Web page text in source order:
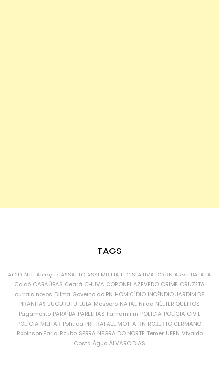
TAGS
ACIDENTE Alcaçuz ASSALTO ASSEMBLEIA LEGISLATIVA DO RN Assu BATATA
Caicó CARAÚBAS Ceará CHUVA CORONEL AZEVEDO CRIME CRUZETA
currais novos Dilma Governo do RN HOMICÍDIO INCÊNDIO JARDIM DE
PIRANHAS JUCURUTU LULA Mossoró NATAL Nilda NÉLTER QUEIROZ
Pagamento PARAÍBA PARELHAS Parnamirim POLÍCIA POLÍCIA CIVIL
POLÍCIA MILITAR Política PRF RAFAEL MOTTA RN ROBERTO GERMANO
Robinson Faria Roubo SERRA NEGRA DO NORTE Temer UFRN Vivaldo
Costa Água ÁLVARO DIAS